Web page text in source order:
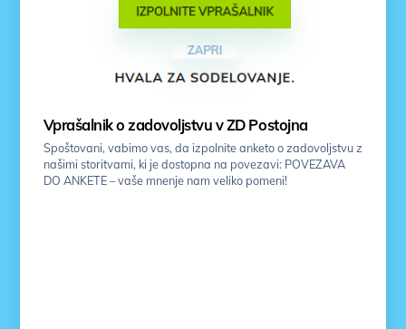
Vprašalnik o zadovoljstvu v ZD Postojna
Spoštovani, vabimo vas, da izpolnite anketo o zadovoljstvu z
našimi storitvami, ki je dostopna na povezavi: POVEZAVA
DO ANKETE – vaše mnenje nam veliko pomeni!